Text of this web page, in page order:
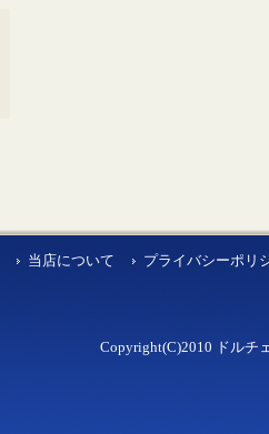
当店について プライバシーポリ
Copyright(C)2010 ドルチ